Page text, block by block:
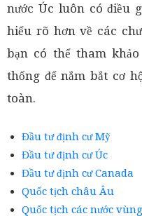
nước Úc luôn có điều
hiểu rõ hơn về các
bạn có thể tham
thống để nắm bắt cơ
toàn.
Đầu tư định cư Mỹ
Đầu tư định cư Úc
Đầu tư định cư Canada
Quốc tịch châu Âu
Quốc tịch các nước